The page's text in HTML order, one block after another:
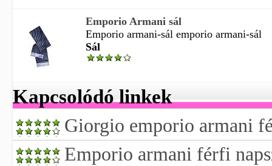
Emporio Armani sál
Emporio armani-sál emporio armani-sál
Sál
Kapcsolódó linkek
Giorgio emporio armani
Emporio armani férfi